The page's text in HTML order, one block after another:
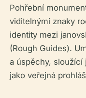
Pohřební
viditelnými znaky
identity mezi
(Rough Guides).
a úspěchy, sloužící
jako veřejná